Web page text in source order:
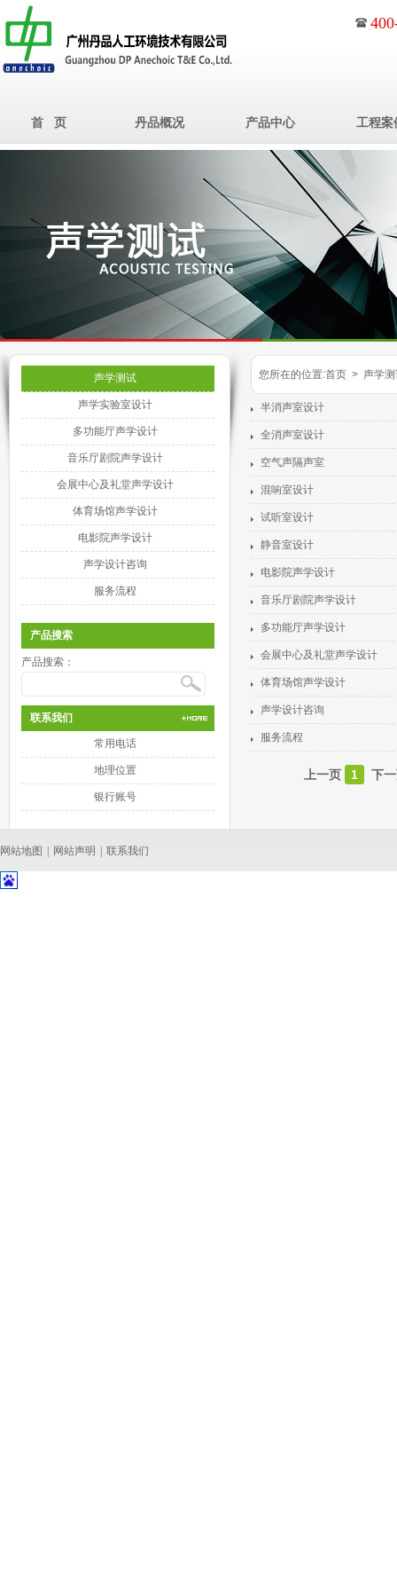
首 页 丹品概况 产品中心 工程案
声学测试
声学实验室设计
多功能厅声学设计
音乐厅剧院声学设计
会展中心及礼堂声学设计
体育场馆声学设计
电影院声学设计
声学设计咨询
服务流程
产品搜索
产品搜索：
联系我们
常用电话
地理位置
银行账号
您所在的位置:首页 > 声学测
半消声室设计
全消声室设计
空气声隔声室
混响室设计
试听室设计
静音室设计
电影院声学设计
音乐厅剧院声学设计
多功能厅声学设计
会展中心及礼堂声学设计
体育场馆声学设计
声学设计咨询
服务流程
上一页 1 下
网站地图 网站声明 联系我们